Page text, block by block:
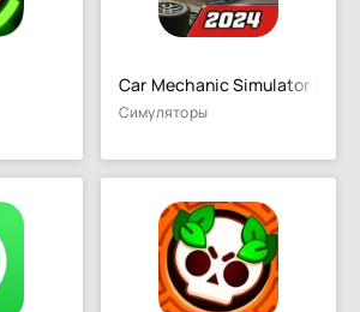
Car Mechanic Simulator 21
Симуляторы